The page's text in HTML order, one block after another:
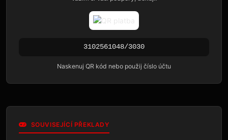
3102561048/3030
Naskenuj QR kód nebo použij číslo účtu
SOUVISEJÍCÍ PŘEKLADY